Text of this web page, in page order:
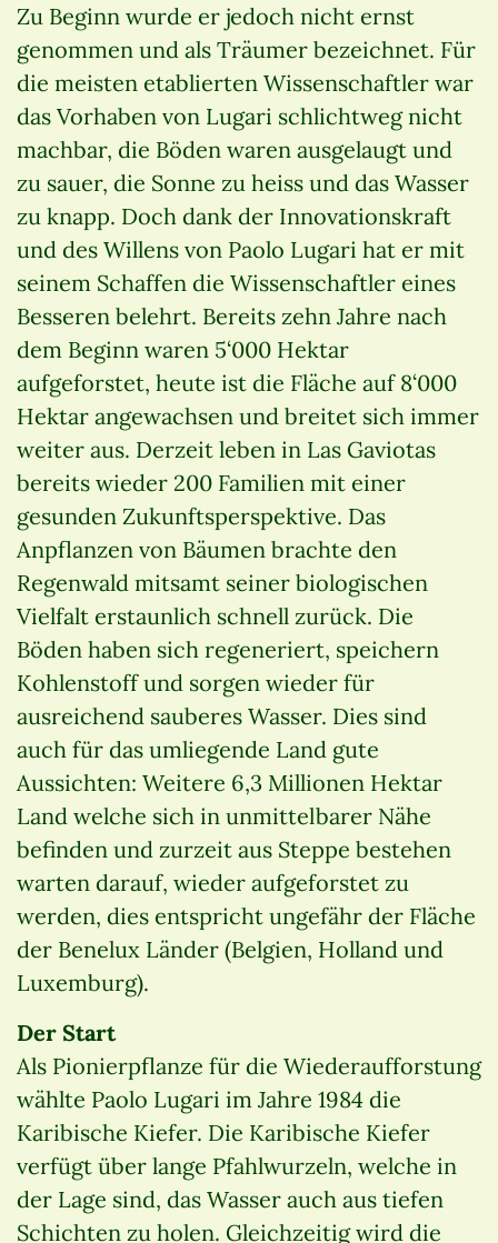
Zu Beginn wurde er jedoch nicht ernst
genommen und als Träumer bezeichnet. Für
die meisten etablierten Wissenschaftler war
das Vorhaben von Lugari schlichtweg nicht
machbar, die Böden waren ausgelaugt und
zu sauer, die Sonne zu heiss und das Wasser
zu knapp. Doch dank der Innovationskraft
und des Willens von Paolo Lugari hat er mit
seinem Schaffen die Wissenschaftler eines
Besseren belehrt. Bereits zehn Jahre nach
dem Beginn waren 5‘000 Hektar
aufgeforstet, heute ist die Fläche auf 8‘000
Hektar angewachsen und breitet sich immer
weiter aus. Derzeit leben in Las Gaviotas
bereits wieder 200 Familien mit einer
gesunden Zukunftsperspektive. Das
Anpflanzen von Bäumen brachte den
Regenwald mitsamt seiner biologischen
Vielfalt erstaunlich schnell zurück. Die
Böden haben sich regeneriert, speichern
Kohlenstoff und sorgen wieder für
ausreichend sauberes Wasser. Dies sind
auch für das umliegende Land gute
Aussichten: Weitere 6,3 Millionen Hektar
Land welche sich in unmittelbarer Nähe
befinden und zurzeit aus Steppe bestehen
warten darauf, wieder aufgeforstet zu
werden, dies entspricht ungefähr der Fläche
der Benelux Länder (Belgien, Holland und
Luxemburg).
Der Start
Als Pionierpflanze für die Wiederaufforstung
wählte Paolo Lugari im Jahre 1984 die
Karibische Kiefer. Die Karibische Kiefer
verfügt über lange Pfahlwurzeln, welche in
der Lage sind, das Wasser auch aus tiefen
Schichten zu holen. Gleichzeitig wird die